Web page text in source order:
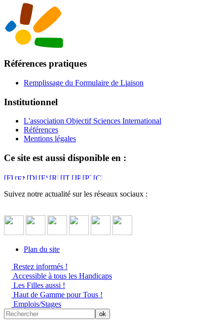
Références pratiques
Remplissage du Formulaire de Liaison
Institutionnel
L'association Objectif Sciences International
Références
Mentions légales
Ce site est aussi disponible en :
Suivez notre actualité sur les réseaux sociaux :
Plan du site
Restez informés !
Accessible à tous les Handicaps
Les Filles aussi !
Haut de Gamme pour Tous !
Emplois/Stages